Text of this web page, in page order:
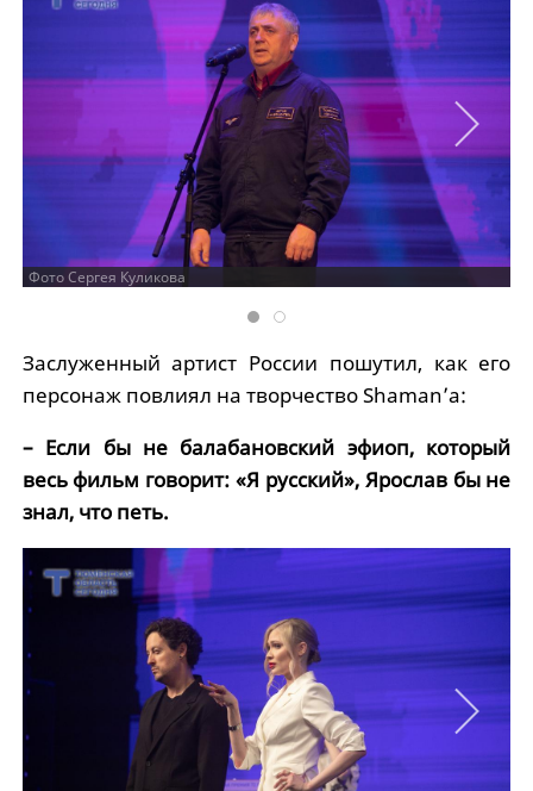
Фото Сергея Куликова
Заслуженный артист России пошутил, как его
персонаж повлиял на творчество Shaman’а:
– Если бы не балабановский эфиоп, который
весь фильм говорит: «Я русский», Ярослав бы не
знал, что петь.